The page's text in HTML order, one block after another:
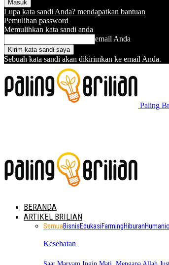
Lupa kata sandi Anda? mendapatkan bantuan
Pemulihan password
Memulihkan kata sandi anda
email Anda
Sebuah kata sandi akan dikirimkan ke email Anda.
Paling
BERANDA
ARTIKEL BRILIAN
SemuaBisnisEdukasiFarmingHiburan
Kesehatan